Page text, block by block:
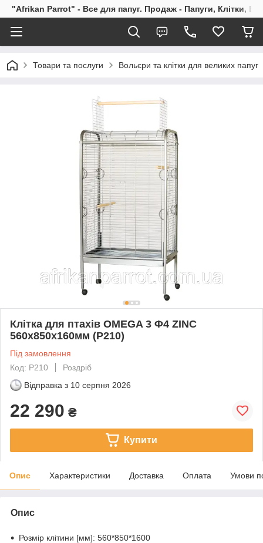
"Afrikan Parrot" - Все для папуг. Продаж - Папуги, Клітки,
Товари та послуги Вольєри та клітки для великих папуг
Клітка для птахів OMEGA 3 Φ4 ZINC
560x850x160мм (P210)
Під замовлення
Код: P210
Роздріб
Відправка з 10 серпня 2026
22 290 ₴
Купити
Опис Характеристики Доставка Оплата Умови
Опис
Розмір клітини [мм]: 560*850*1600